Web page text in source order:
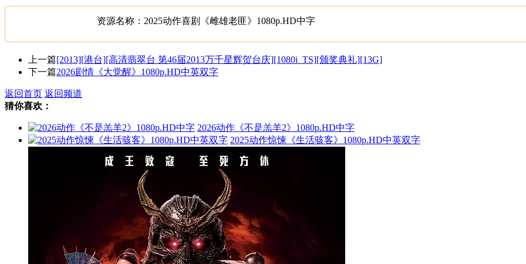
资源名称：2025动作喜剧《雌雄老匪》1080p.HD中字
上一篇[2013][港台][高清翡翠台 第46届2013万千星辉贺台庆][1080i_TS][颁奖典礼][13G]
下一篇2026剧情《大觉醒》1080p.HD中英双字
返回首页 返回频道
猜你喜欢：
2026动作《不是羔羊2》1080p.HD中字
2025动作惊悚《生活骇客》1080p.HD中英双字